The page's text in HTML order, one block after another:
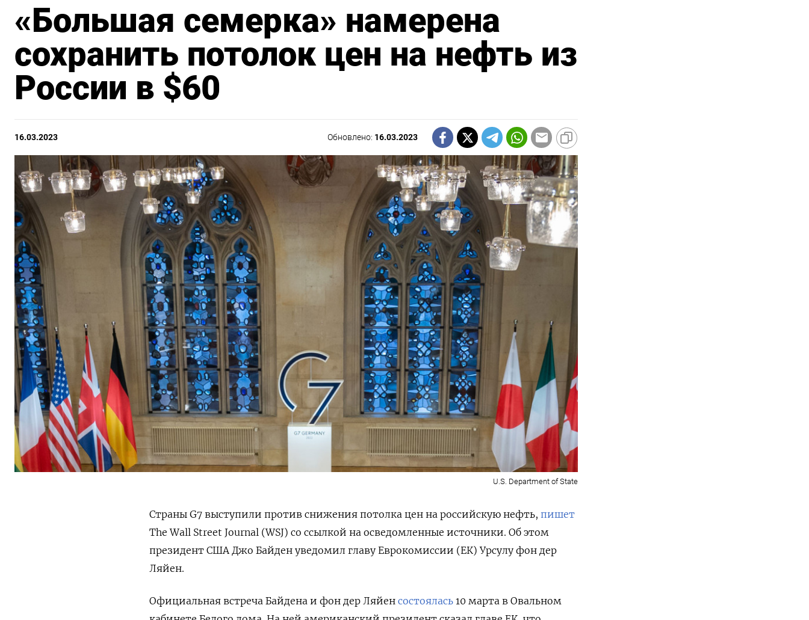
«Большая семерка» намерена
сохранить потолок цен на нефть из
России в $60
16.03.2023 Обновлено: 16.03.2023
U.S. Department of State
Страны G7 выступили против снижения потолка цен на российскую нефть, пишет
The Wall Street Journal (WSJ) со ссылкой на осведомленные источники. Об этом
президент США Джо Байден уведомил главу Еврокомиссии (ЕК) Урсулу фон дер
Ляйен.
Официальная встреча Байдена и фон дер Ляйен состоялась 10 марта в Овальном